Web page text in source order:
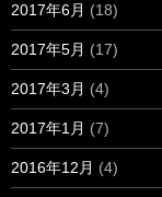
2017年6月 (18)
2017年5月 (17)
2017年3月 (4)
2017年1月 (7)
2016年12月 (4)